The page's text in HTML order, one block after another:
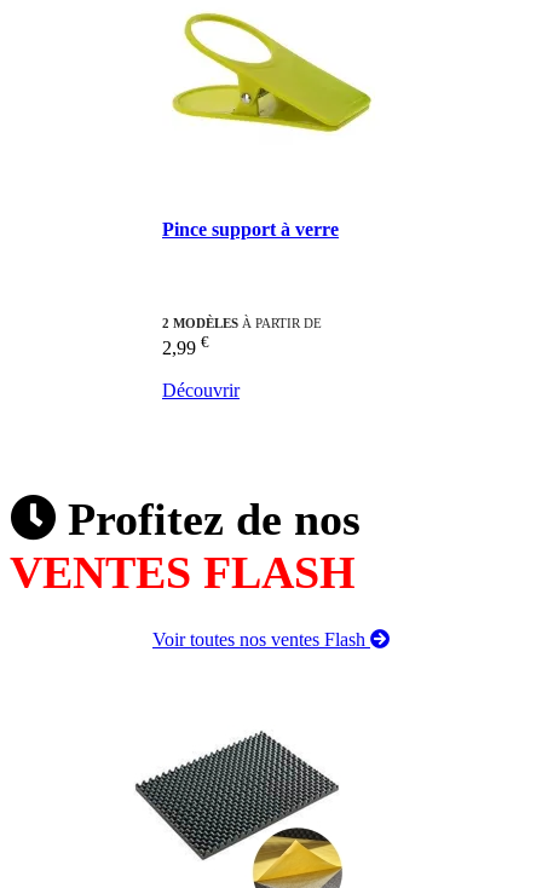
Pince support à verre
2 MODÈLES À PARTIR DE
2,99 €
Découvrir
Profitez de nos
VENTES FLASH
Voir toutes nos ventes Flash